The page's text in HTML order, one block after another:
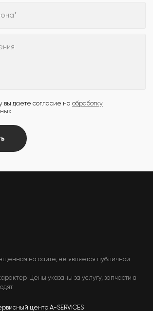
вы даете согласие на обработку
на сайте, не является публичной
Цены указаны за услугу, запчасти в
центр A-SERVICES